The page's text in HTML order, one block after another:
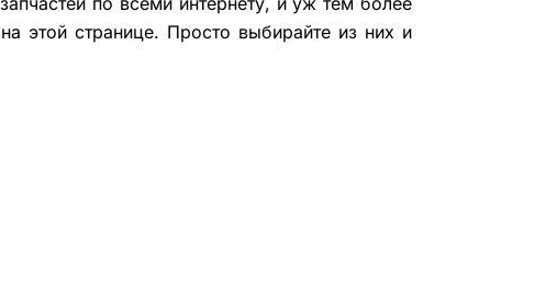
этой странице. Просто выбирайте из них и